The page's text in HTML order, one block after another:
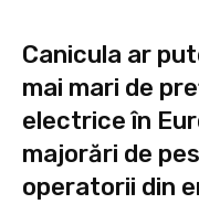
Canicula ar
mai mari de
electrice în
majorări de
operatorii din